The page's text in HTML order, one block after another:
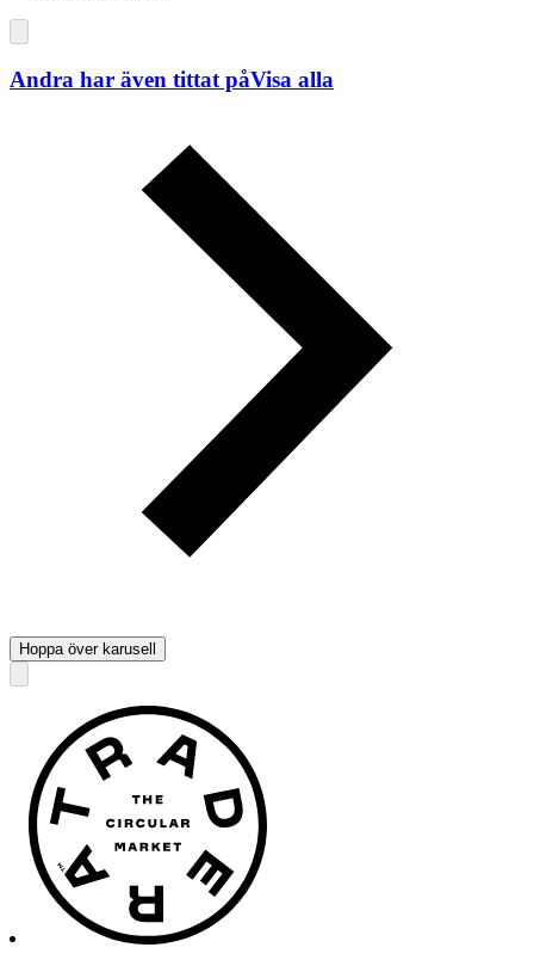
Andra har även tittat påVisa alla
Hoppa över karusell